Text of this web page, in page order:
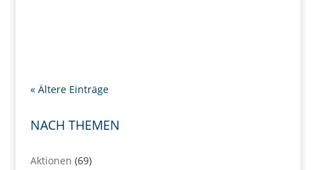
« Ältere Einträge
NACH THEMEN
Aktionen (69)